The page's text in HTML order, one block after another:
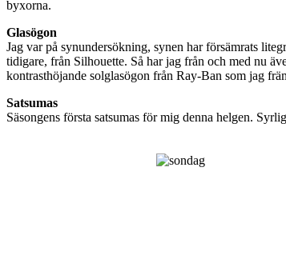
byxorna.
Glasögon
Jag var på synundersökning, synen har försämrats
tidigare, från Silhouette. Så har jag från och med nu
kontrasthöjande solglasögon från Ray-Ban som jag
Satsumas
Säsongens första satsumas för mig denna helgen.